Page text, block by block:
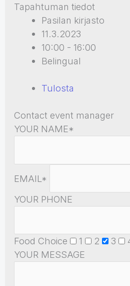
Tapahtuman tiedot
Pasilan kirjasto
11.3.2023
10:00 - 16:00
Belingual
Tulosta
Contact event manager
YOUR NAME*
EMAIL*
YOUR PHONE
Food Choice 1 2 3
YOUR MESSAGE